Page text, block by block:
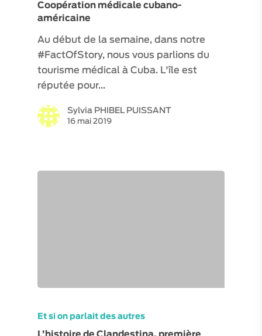
Coopération médicale cubano-
américaine
Au début de la semaine, dans notre
#FactOfStory, nous vous parlions du
tourisme médical à Cuba. L'île est
réputée pour…
Sylvia PHIBEL PUISSANT
16 mai 2019
Et si on parlait des autres